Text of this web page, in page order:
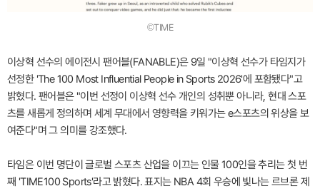
©TIME
이상혁 선수의 에이전시 팬어블(FANABLE)은 9일 "이상혁 선수가 타임지가
선정한 'The 100 Most Influential People in Sports 2026'에 포함됐다"고
밝혔다. 팬어블은 "이번 선정이 이상혁 선수 개인의 성취뿐 아니라, 현대 스포
츠를 새롭게 정의하며 세계 무대에서 영향력을 키워가는 e스포츠의 위상을 보
여준다"며 그 의미를 강조했다.
타임은 이번 명단이 글로벌 스포츠 산업을 이끄는 인물 100인을 추리는 첫 번
째 'TIME100 Sports'라고 밝혔다. 표지는 NBA 4회 우승에 빛나는 르브론 제